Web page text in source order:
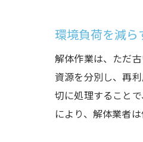
環境負荷を減
解体作業は、ただ
資源を分別し、再
切に処理すること
により、解体業者